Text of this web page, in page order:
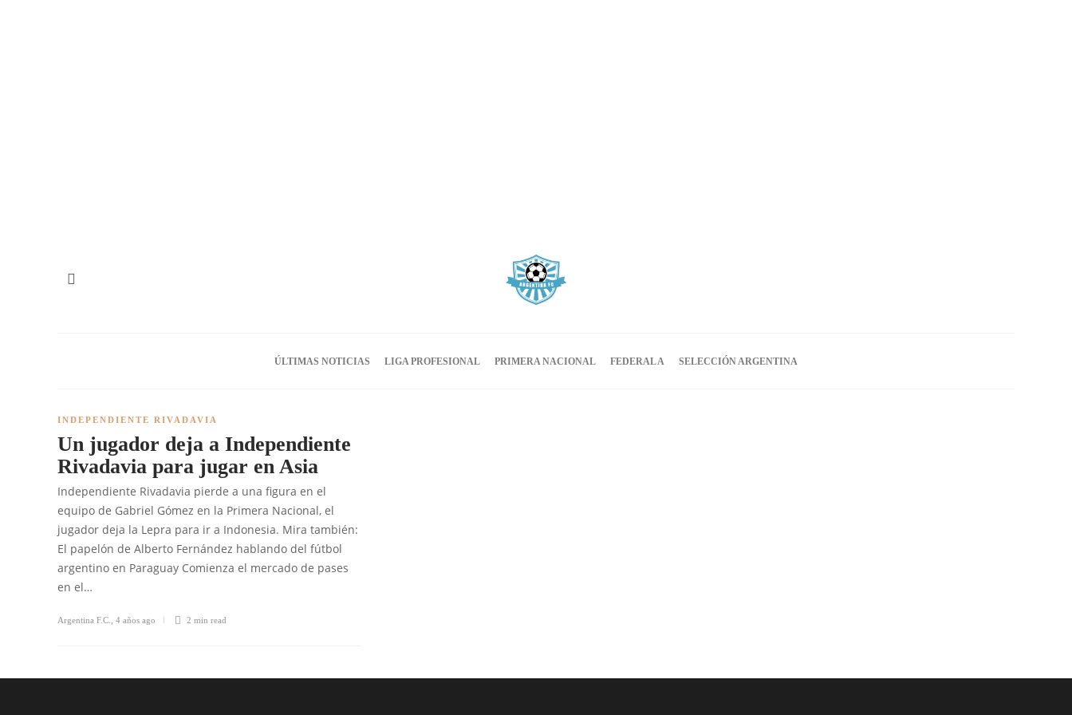
ÚLTIMAS NOTICIAS LIGA PROFESIONAL PRIMERA NACIONAL FEDERAL A SELECCIÓN ARGENTINA
INDEPENDIENTE RIVADAVIA
Un jugador deja a Independiente
Rivadavia para jugar en Asia
Independiente Rivadavia pierde a una figura en el
equipo de Gabriel Gómez en la Primera Nacional, el
jugador deja la Lepra para ir a Indonesia. Mira también:
El papelón de Alberto Fernández hablando del fútbol
argentino en Paraguay Comienza el mercado de pases
en el…
Argentina F.C. 4 años ago 2 min read